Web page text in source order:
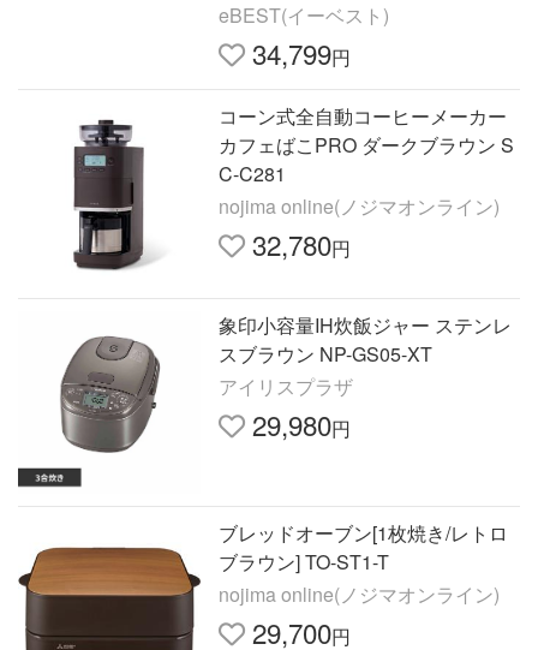
eBEST(イーベスト)
34,799円
コーン式全自動コーヒーメーカー
カフェばこPRO ダークブラウン S
C-C281
nojima online(ノジマオンライン)
32,780円
象印小容量IH炊飯ジャー ステンレ
スブラウン NP-GS05-XT
アイリスプラザ
29,980円
ブレッドオーブン[1枚焼き/レトロ
ブラウン] TO-ST1-T
nojima online(ノジマオンライン)
29,700円